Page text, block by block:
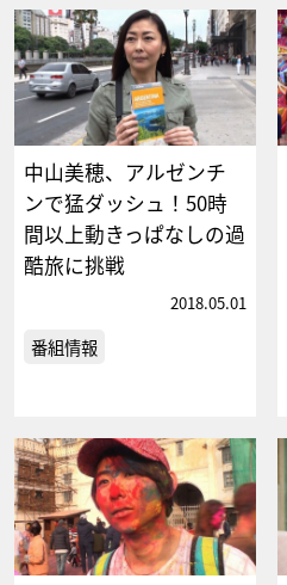
中山美穂、アルゼンチ
ンで猛ダッシュ！50時
間以上動きっぱなしの過
酷旅に挑戦
2018.05.01
番組情報